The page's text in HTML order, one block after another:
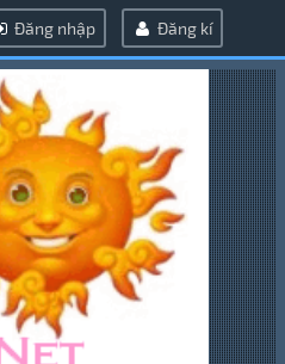
Đăng nhập Đăng kí